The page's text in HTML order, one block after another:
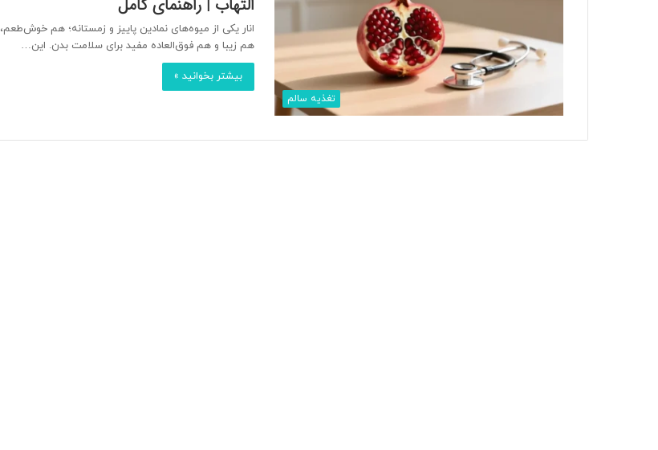
تغذیه سالم
التهاب | راهنمای کامل
انار یکی از میوه‌های نمادین پاییز و زمستانه؛ هم خوش‌طعم،
هم زیبا و هم فوق‌العاده مفید برای سلامت بدن. این…
بیشتر بخوانید »